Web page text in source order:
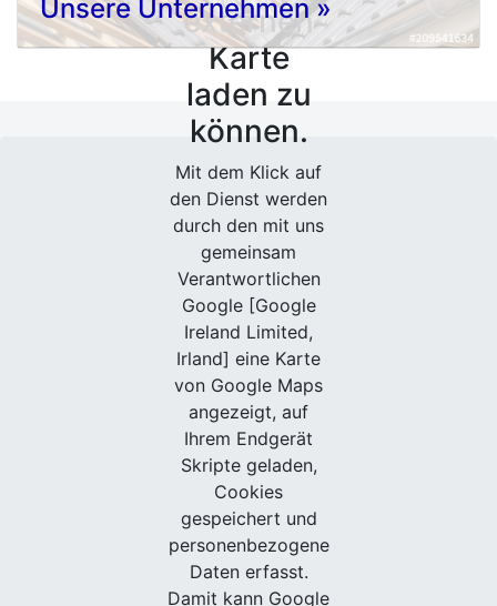
Unsere Unternehmen »
externen
Karte
laden zu
können.
Mit dem Klick auf
den Dienst werden
durch den mit uns
gemeinsam
Verantwortlichen
Google [Google
Ireland Limited,
Irland] eine Karte
von Google Maps
angezeigt, auf
Ihrem Endgerät
Skripte geladen,
Cookies
gespeichert und
personenbezogene
Daten erfasst.
Damit kann Google